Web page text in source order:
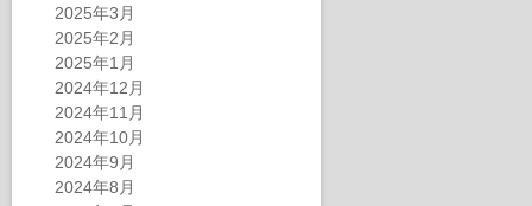
2025年3月
2025年2月
2025年1月
2024年12月
2024年11月
2024年10月
2024年9月
2024年8月